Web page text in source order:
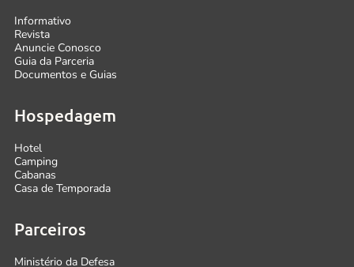
Informativo
Revista
Anuncie Conosco
Guia da Parceria
Documentos e Guias
Hospedagem
Hotel
Camping
Cabanas
Casa de Temporada
Parceiros
Ministério da Defesa